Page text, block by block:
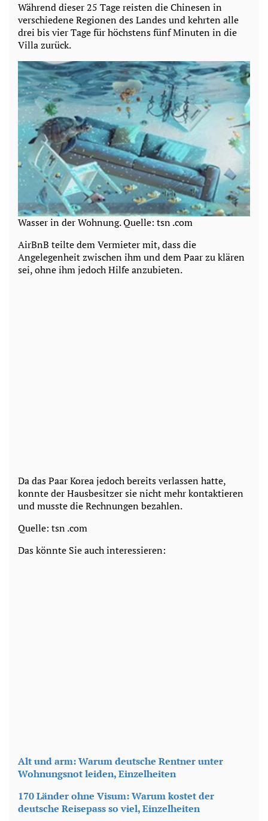
Während dieser 25 Tage reisten die Chinesen in
verschiedene Regionen des Landes und kehrten alle
drei bis vier Tage für höchstens fünf Minuten in die
Villa zurück.
Wasser in der Wohnung. Quelle: tsn .com
AirBnB teilte dem Vermieter mit, dass die
Angelegenheit zwischen ihm und dem Paar zu klären
sei, ohne ihm jedoch Hilfe anzubieten.
Da das Paar Korea jedoch bereits verlassen hatte,
konnte der Hausbesitzer sie nicht mehr kontaktieren
und musste die Rechnungen bezahlen.
Quelle: tsn .com
Das könnte Sie auch interessieren:
Alt und arm: Warum deutsche Rentner unter
Wohnungsnot leiden, Einzelheiten
170 Länder ohne Visum: Warum kostet der
deutsche Reisepass so viel, Einzelheiten